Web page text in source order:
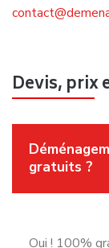
Devis, prix
gratuits ?
Oui ! 100%